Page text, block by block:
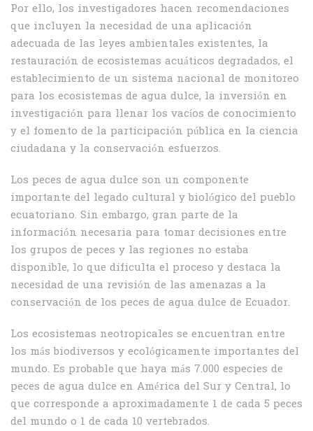
Por ello, los investigadores hacen recomendaciones
que incluyen la necesidad de una aplicación
adecuada de las leyes ambientales existentes, la
restauración de ecosistemas acuáticos degradados, el
establecimiento de un sistema nacional de monitoreo
para los ecosistemas de agua dulce, la inversión en
investigación para llenar los vacíos de conocimiento
y el fomento de la participación pública en la ciencia
ciudadana y la conservación esfuerzos.
Los peces de agua dulce son un componente
importante del legado cultural y biológico del pueblo
ecuatoriano. Sin embargo, gran parte de la
información necesaria para tomar decisiones entre
los grupos de peces y las regiones no estaba
disponible, lo que dificulta el proceso y destaca la
necesidad de una revisión de las amenazas a la
conservación de los peces de agua dulce de Ecuador.
Los ecosistemas neotropicales se encuentran entre
los más biodiversos y ecológicamente importantes del
mundo. Es probable que haya más 7.000 especies de
peces de agua dulce en América del Sur y Central, lo
que corresponde a aproximadamente 1 de cada 5 peces
del mundo o 1 de cada 10 vertebrados.